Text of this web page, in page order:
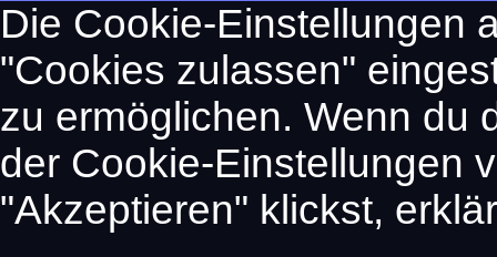
Die Cookie-Einstellungen
"Cookies zulassen"
zu ermöglichen. Wenn du
der Cookie-Einstellungen
"Akzeptieren" klickst,